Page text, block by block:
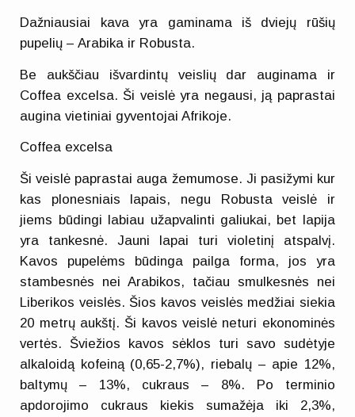
Dažniausiai kava yra gaminama iš dviejų rūšių
pupelių – Arabika ir Robusta.
Be aukščiau išvardintų veislių dar auginama ir
Cоffea excelsa. Ši veislė yra negausi, ją paprastai
augina vietiniai gyventojai Afrikoje.
Cоffea excelsa
Ši veislė paprastai auga žemumose. Ji pasižymi kur
kas plonesniais lapais, negu Robusta veislė ir
jiems būdingi labiau užapvalinti galiukai, bet lapija
yra tankesnė. Jauni lapai turi violetinį atspalvį.
Kavos pupelėms būdinga pailga forma, jos yra
stambesnės nei Arabikos, tačiau smulkesnės nei
Liberikos veislės. Šios kavos veislės medžiai siekia
20 metrų aukštį. Ši kavos veislė neturi ekonominės
vertės. Šviežios kavos sėklos turi savo sudėtyje
alkaloidą kofeiną (0,65-2,7%), riebalų – apie 12%,
baltymų – 13%, cukraus – 8%. Po terminio
apdorojimo cukraus kiekis sumažėja iki 2,3%,